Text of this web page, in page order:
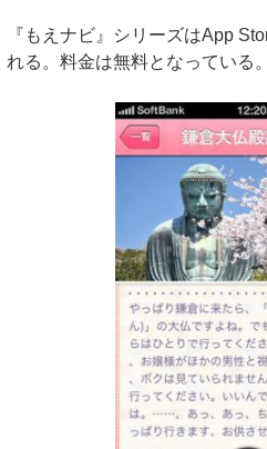
『もえナビ』シリーズはApp
れる。料金は無料となっている。